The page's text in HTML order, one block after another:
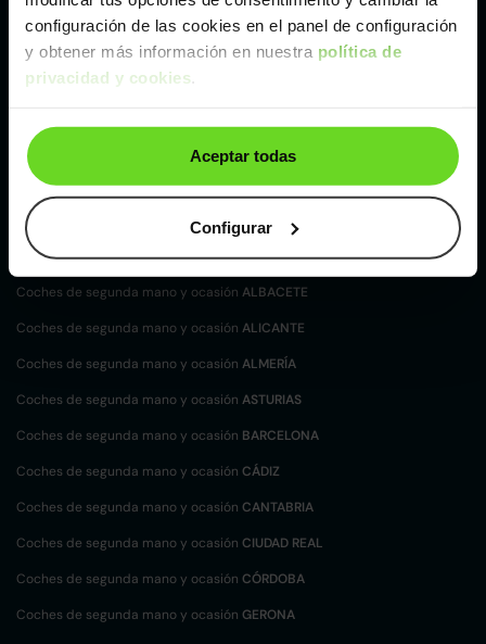
configuración de las cookies en el panel de configuración
y obtener más información en nuestra política de
privacidad y cookies
Aceptar todas
Configurar
Zaragoza
ocasión
Citroen C5 Aircross de segunda mano y ocasión
Coches de segunda mano y ocasión por
localización
Coches de segunda mano y ocasión ALBACETE
Coches de segunda mano y ocasión ALICANTE
Coches de segunda mano y ocasión ALMERÍA
Coches de segunda mano y ocasión ASTURIAS
Coches de segunda mano y ocasión BARCELONA
Coches de segunda mano y ocasión CÁDIZ
Coches de segunda mano y ocasión CANTABRIA
Coches de segunda mano y ocasión CIUDAD REAL
Coches de segunda mano y ocasión CÓRDOBA
Coches de segunda mano y ocasión GERONA